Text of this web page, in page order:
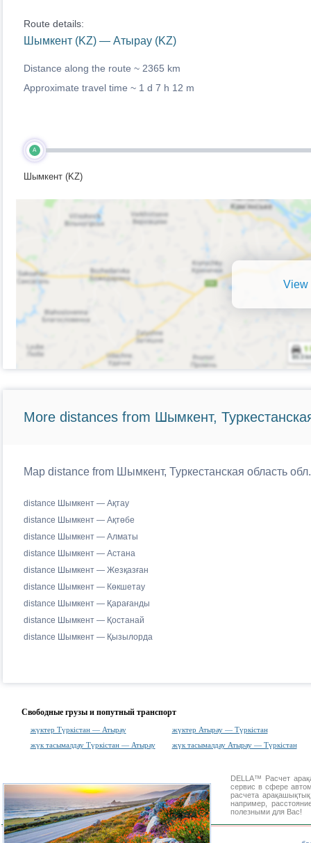
Route details:
Шымкент (KZ) — Атырау (KZ)
Distance along the route ~ 2365 km
Approximate travel time ~ 1 d 7 h 12 m
A
Шымкент (KZ)
View
More distances from Шымкент,
Map distance from Шымкент, Туркестанская область
distance Шымкент — Ақтау
distance Шымкент — Ақтөбе
distance Шымкент — Алматы
distance Шымкент — Астана
distance Шымкент — Жезқазған
distance Шымкент — Көкшетау
distance Шымкент — Қарағанды
distance Шымкент — Қостанай
distance Шымкент — Қызылорда
Свободные грузы и попутный транспорт
жүктер Түркістан — Атырау
жүктер Атырау — Түркістан
жүк тасымалдау Түркістан — Атырау
жүк тасымалдау Атырау — Түркістан
DELLA™ Расчет
сервис в сфере
расчета
например,
полезными для Вас!